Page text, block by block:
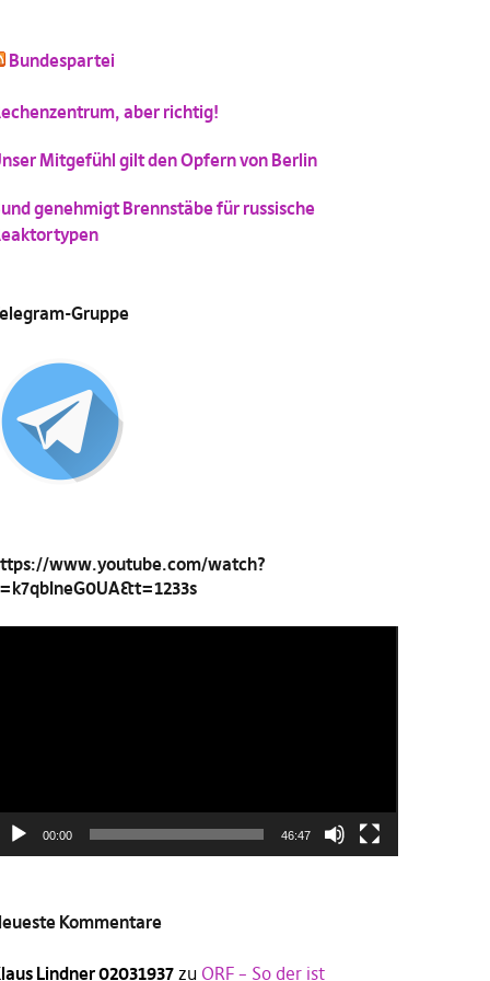
Bundespartei
aber richtig!
Mitgefühl gilt den Opfern von Berlin
genehmigt Brennstäbe für russische
Gruppe
www.youtube.com/watch?
00:00 46:47
Kommentare
Lindner 02031937zu ORF – So der ist